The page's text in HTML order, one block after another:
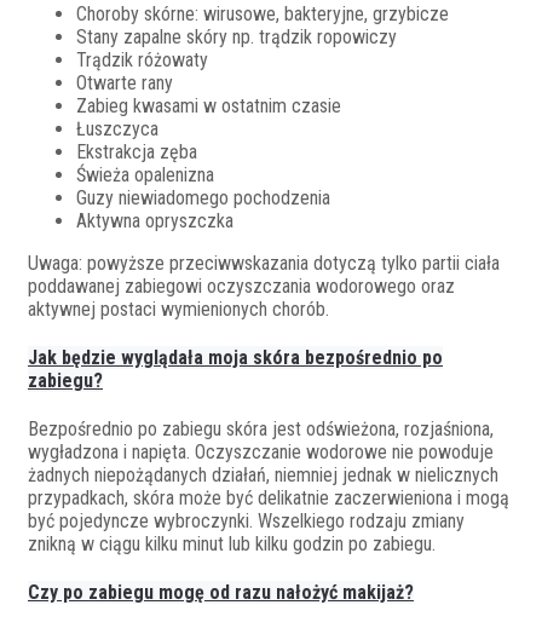
Choroby skórne: wirusowe, bakteryjne, grzybicze
Stany zapalne skóry np. trądzik ropowiczy
Trądzik różowaty
Otwarte rany
Zabieg kwasami w ostatnim czasie
Łuszczyca
Ekstrakcja zęba
Świeża opalenizna
Guzy niewiadomego pochodzenia
Aktywna opryszczka
Uwaga: powyższe przeciwwskazania dotyczą tylko partii ciała
poddawanej zabiegowi oczyszczania wodorowego oraz
aktywnej postaci wymienionych chorób.
Jak będzie wyglądała moja skóra bezpośrednio po
zabiegu?
Bezpośrednio po zabiegu skóra jest odświeżona, rozjaśniona,
wygładzona i napięta. Oczyszczanie wodorowe nie powoduje
żadnych niepożądanych działań, niemniej jednak w nielicznych
przypadkach, skóra może być delikatnie zaczerwieniona i mogą
być pojedyncze wybroczynki. Wszelkiego rodzaju zmiany
znikną w ciągu kilku minut lub kilku godzin po zabiegu.
Czy po zabiegu mogę od razu nałożyć makijaż?